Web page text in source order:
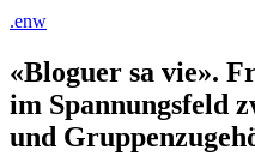
.enw
«Bloguer sa vie».
im Spannungsfeld
und